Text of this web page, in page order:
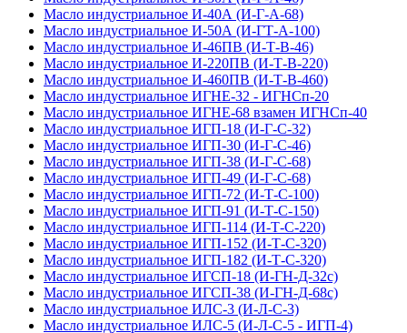
Масло индустриальное И-40А (И-Г-А-68)
Масло индустриальное И-50А (И-ГТ-А-100)
Масло индустриальное И-46ПВ (И-Т-В-46)
Масло индустриальное И-220ПВ (И-Т-В-220)
Масло индустриальное И-460ПВ (И-Т-В-460)
Масло индустриальное ИГНЕ-32 - ИГНСп-20
Масло индустриальное ИГНЕ-68 взамен ИГНСп-40
Масло индустриальное ИГП-18 (И-Г-С-32)
Масло индустриальное ИГП-30 (И-Г-С-46)
Масло индустриальное ИГП-38 (И-Г-С-68)
Масло индустриальное ИГП-49 (И-Г-С-68)
Масло индустриальное ИГП-72 (И-Т-С-100)
Масло индустриальное ИГП-91 (И-Т-С-150)
Масло индустриальное ИГП-114 (И-Т-С-220)
Масло индустриальное ИГП-152 (И-Т-С-320)
Масло индустриальное ИГП-182 (И-Т-С-320)
Масло индустриальное ИГСП-18 (И-ГН-Д-32с)
Масло индустриальное ИГСП-38 (И-ГН-Д-68с)
Масло индустриальное ИЛС-3 (И-Л-С-3)
Масло индустриальное ИЛС-5 (И-Л-С-5 - ИГП-4)